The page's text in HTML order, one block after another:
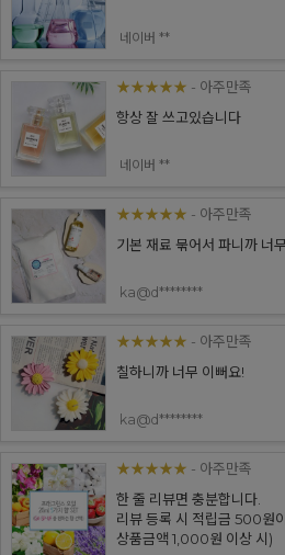
네이버 **
★★★★★ - 아주만족
항상 잘 쓰고있습니다
네이버 **
★★★★★ - 아주만족
기본 재료 묶어서 파니까 너
ka@d********
★★★★★ - 아주만족
칠하니까 너무 이뻐요!
ka@d********
★★★★★ - 아주만족
한 줄 리뷰면 충분합니다.
리뷰 등록 시 적립금 500원
상품금액 1,000원 이상 시)